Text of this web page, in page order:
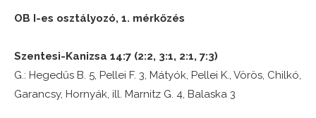
OB I-es osztályozó, 1. mérkőzés
Szentesi-Kanizsa 14:7 (2:2, 3:1, 2:1, 7:3)
G.: Hegedűs B. 5, Pellei F. 3, Mátyók, Pellei K., Vörös, Chilkó,
Garancsy, Hornyák, ill. Marnitz G. 4, Balaska 3